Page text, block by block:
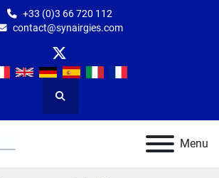
+33 (0)3 66 720 112
contact@synairgies.com
twitter
Rechercher
Menu